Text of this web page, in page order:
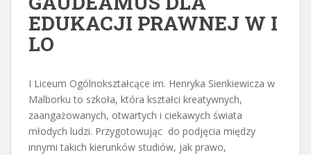
EDUKACJI PRAWNEJ W I
LO
I Liceum Ogólnokształcące im. Henryka Sienkiewicza w
Malborku to szkoła, która kształci kreatywnych,
zaangażowanych, otwartych i ciekawych świata
młodych ludzi. Przygotowując do podjęcia między
innymi takich kierunków studiów, jak prawo,